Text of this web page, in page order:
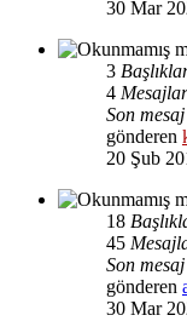
30 Mar
3
4 Mesajlar
Son mesaj
gönderen
20 Şub
18
45
Son mesaj
gönderen
30 Mar